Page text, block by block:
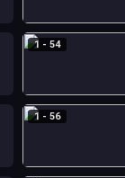
1 - 54
1 - 56